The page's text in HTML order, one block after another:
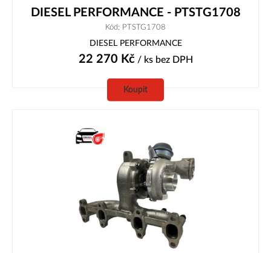
DIESEL PERFORMANCE - PTSTG1708
Kód: PTSTG1708
DIESEL PERFORMANCE
22 270 Kč/ ks bez DPH
Koupit